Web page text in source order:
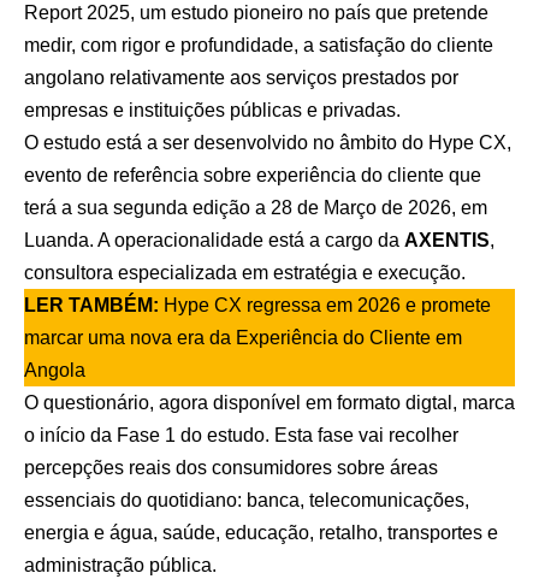
Report 2025, um estudo pioneiro no país que pretende
medir, com rigor e profundidade, a satisfação do cliente
angolano relativamente aos serviços prestados por
empresas e instituições públicas e privadas.
O estudo está a ser desenvolvido no âmbito do Hype CX,
evento de referência sobre experiência do cliente que
terá a sua segunda edição a 28 de Março de 2026, em
Luanda. A operacionalidade está a cargo da AXENTIS,
consultora especializada em estratégia e execução.
LER TAMBÉM: Hype CX regressa em 2026 e promete
marcar uma nova era da Experiência do Cliente em
Angola
O questionário, agora disponível em formato digtal , marca
o início da Fase 1 do estudo. Esta fase vai recolher
percepções reais dos consumidores sobre áreas
essenciais do quotidiano: banca, telecomunicações,
energia e água, saúde, educação, retalho, transportes e
administração pública.